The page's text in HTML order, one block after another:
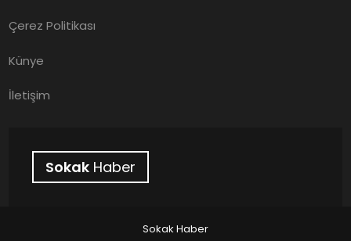
Çerez Politikası
Künye
İletişim
Sokak Haber
Sokak Haber